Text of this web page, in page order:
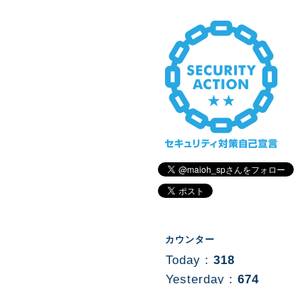
カウンター
Today : 318
Yesterday : 674